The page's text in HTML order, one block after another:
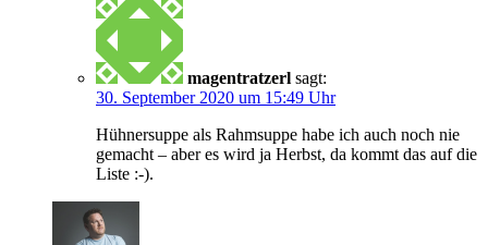
magentratzerl sagt:
30. September 2020 um 15:49 Uhr
Hühnersuppe als Rahmsuppe habe ich auch noch nie
gemacht – aber es wird ja Herbst, da kommt das auf die
Liste :-).